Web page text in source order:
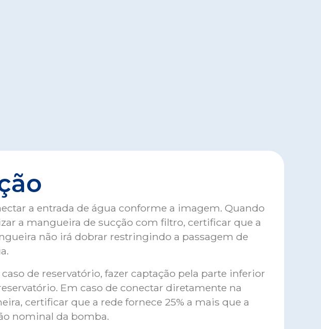
a entrada de água conforme a imagem. Quando
a mangueira de sucção com filtro, certificar que a
não irá dobrar restringindo a passagem de
de reservatório, fazer captação pela parte inferior
Em caso de conectar diretamente na
certificar que a rede fornece 25% a mais que a
nominal da bomba.